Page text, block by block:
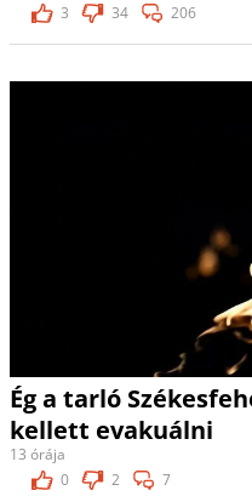
3
34 206
Ég a tarló
kellett evakuálni
13 órája
0
2 7